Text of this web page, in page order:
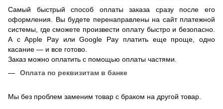
Самый быстрый способ оплаты заказа сразу после его
оформления. Вы будете перенаправлены на сайт платежной
системы, где сможете произвести оплату быстро и безопасно.
А с Apple Pay или Google Pay платить еще проще, одно
касание — и все готово.
Заказ можно оплатить с помощью оплаты частями.
Оплата по реквизитам в банке
Мы без проблем заменим товар с браком на другой товар.